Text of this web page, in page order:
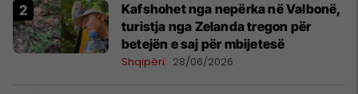
Kafshohet nga nepërka në Valbonë,
turistja nga Zelanda tregon për
betejën e saj për mbijetesë
Shqipëri 28/06/2026